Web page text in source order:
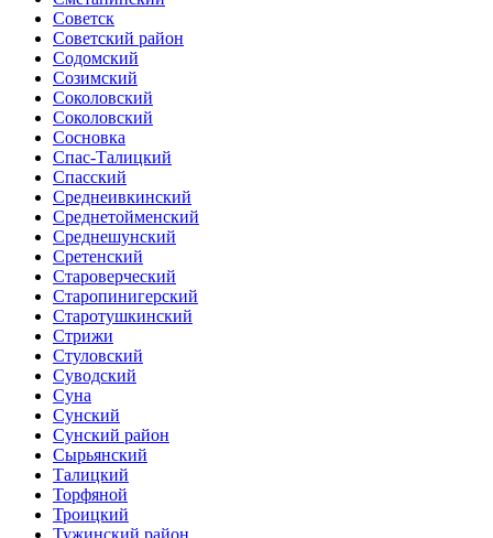
Советск
Советский район
Содомский
Созимский
Соколовский
Соколовский
Сосновка
Спас-Талицкий
Спасский
Среднеивкинский
Среднетойменский
Среднешунский
Сретенский
Староверческий
Старопинигерский
Старотушкинский
Стрижи
Стуловский
Суводский
Суна
Сунский
Сунский район
Сырьянский
Талицкий
Торфяной
Троицкий
Тужинский район